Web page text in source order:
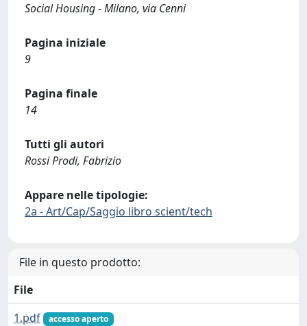
Social Housing - Milano, via Cenni
Pagina iniziale
9
Pagina finale
14
Tutti gli autori
Rossi Prodi, Fabrizio
Appare nelle tipologie:
2a - Art/Cap/Saggio libro scient/tech
File in questo prodotto:
File
1.pdf
accesso aperto